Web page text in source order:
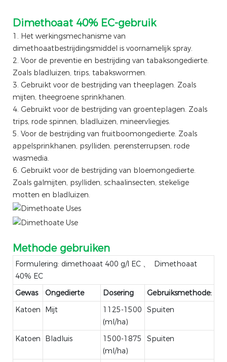
Dimethoaat 40% EC-gebruik
1. Het werkingsmechanisme van
dimethoaatbestrijdingsmiddel is voornamelijk spray.
2. Voor de preventie en bestrijding van tabaksongedierte.
Zoals bladluizen, trips, tabakswormen.
3. Gebruikt voor de bestrijding van theeplagen. Zoals
mijten, theegroene sprinkhanen.
4. Gebruikt voor de bestrijding van groenteplagen. Zoals
trips, rode spinnen, bladluizen, mineervliegjes.
5. Voor de bestrijding van fruitboomongedierte. Zoals
appelsprinkhanen, psylliden, perensterrupsen, rode
wasmedia.
6. Gebruikt voor de bestrijding van bloemongedierte.
Zoals galmijten, psylliden, schaalinsecten, stekelige
motten en bladluizen.
Methode gebruiken
Formulering: dimethoaat 400 g/l EC 、 Dimethoaat
40% EC
Gewas
Ongedierte Dosering
Gebruiksmethode:
Katoen
Mijt
1125-1500
(ml/ha)
Spuiten
Katoen Bladluis
1500-1875
(ml/ha)
Spuiten